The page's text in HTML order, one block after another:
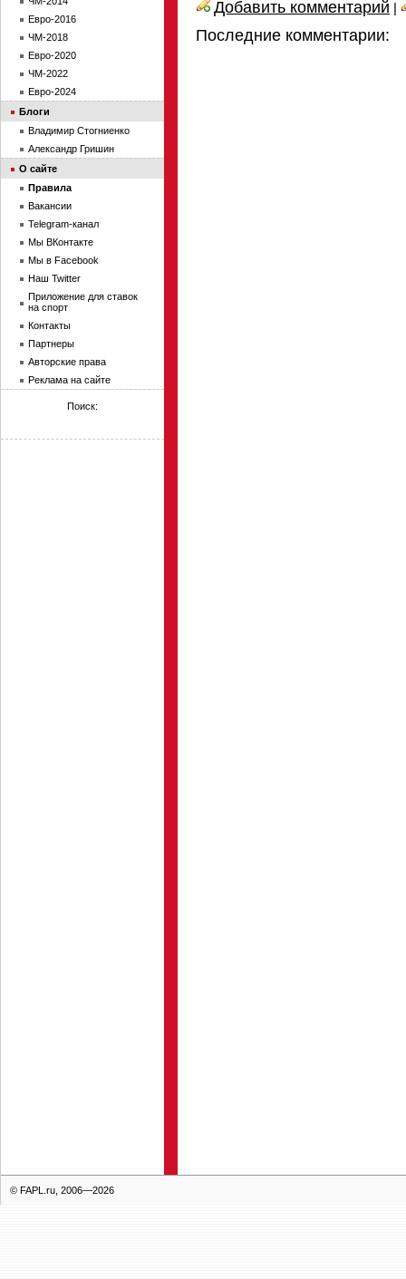
Добавить комментарий |
Последние комментарии:
Евро-2016
ЧМ-2018
Евро-2020
ЧМ-2022
Евро-2024
Блоги
Владимир Стогниенко
Александр Гришин
О сайте
Правила
Вакансии
Telegram-канал
Мы ВКонтакте
Мы в Facebook
Наш Twitter
Приложение для ставок
на спорт
Контакты
Партнеры
Авторские права
Реклама на сайте
Поиск:
© FAPL.ru, 2006—2026